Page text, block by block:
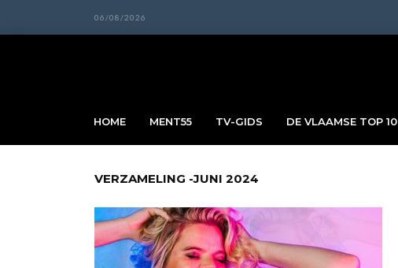
06/08/2026
HOME MENT55 TV-GIDS DE VLAAMSE TOP 10
VERZAMELING -JUNI 2024